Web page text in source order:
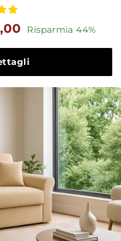
Risparmia 44%